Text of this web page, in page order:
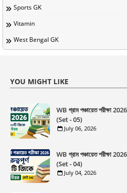
Sports GK
Vitamin
West Bengal GK
YOU MIGHT LIKE
WB গ্রাম পঞ্চায়েত পরীক্ষা
(Set - 05)
July 06, 2026
WB গ্রাম পঞ্চায়েত পরীক্ষা
(Set - 04)
July 04, 2026